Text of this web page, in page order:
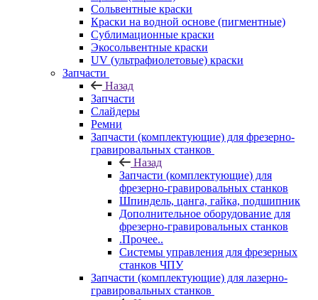
Сольвентные краски
Краски на водной основе (пигментные)
Сублимационные краски
Экосольвентные краски
UV (ультрафиолетовые) краски
Запчасти
Назад
Запчасти
Слайдеры
Ремни
Запчасти (комплектующие) для фрезерно-
гравировальных станков
Назад
Запчасти (комплектующие) для
фрезерно-гравировальных станков
Шпиндель, цанга, гайка, подшипник
Дополнительное оборудование для
фрезерно-гравировальных станков
.Прочее..
Системы управления для фрезерных
станков ЧПУ
Запчасти (комплектующие) для лазерно-
гравировальных станков